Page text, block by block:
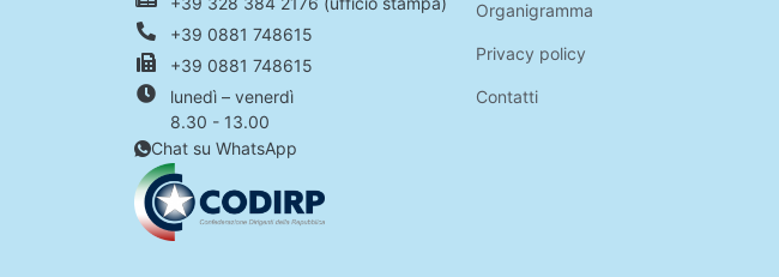
+39 0881 748615
+39 0881 748615
lunedì – venerdì
8.30 - 13.00
Chat su WhatsApp
Organigramma
Privacy policy
Contatti